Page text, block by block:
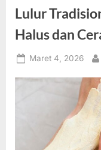
Lulur
Halus dan
Posted
Maret 4, 2026